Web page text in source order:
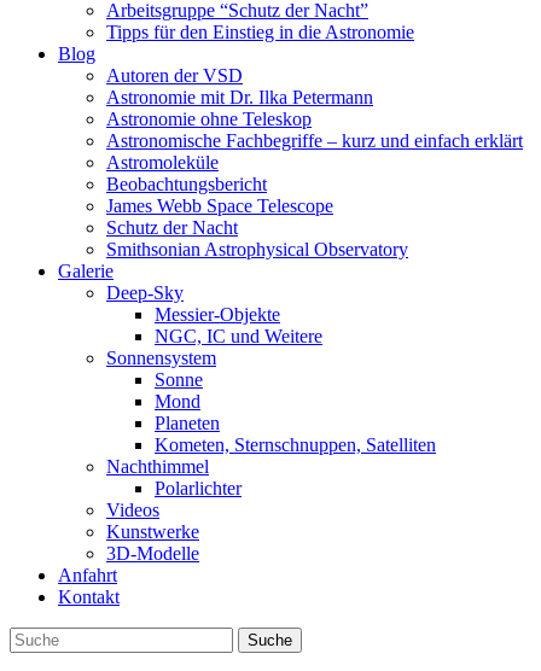
Arbeitsgruppe “Schutz der Nacht”
Tipps für den Einstieg in die Astronomie
Blog
Autoren der VSD
Astronomie mit Dr. Ilka Petermann
Astronomie ohne Teleskop
Astronomische Fachbegriffe – kurz und einfach erklärt
Astromoleküle
Beobachtungsbericht
James Webb Space Telescope
Schutz der Nacht
Smithsonian Astrophysical Observatory
Galerie
Deep-Sky
Messier-Objekte
NGC, IC und Weitere
Sonnensystem
Sonne
Mond
Planeten
Kometen, Sternschnuppen, Satelliten
Nachthimmel
Polarlichter
Videos
Kunstwerke
3D-Modelle
Anfahrt
Kontakt